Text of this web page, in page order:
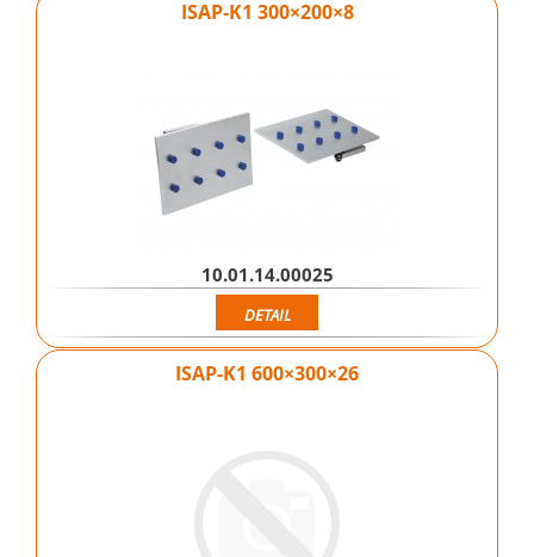
ISAP-K1 300×200×8
10.01.14.00025
DETAIL
ISAP-K1 600×300×26